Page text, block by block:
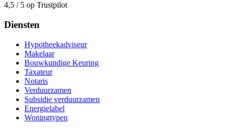
4,5 / 5 op Trustpilot
Diensten
Hypotheekadviseur
Makelaar
Bouwkundige Keuring
Taxateur
Notaris
Verduurzamen
Subsidie verduurzamen
Energielabel
Woningtypen